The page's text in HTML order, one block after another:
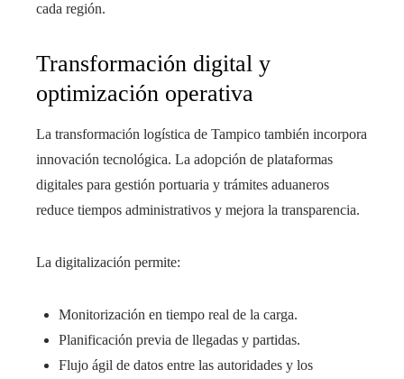
cada región.
Transformación digital y
optimización operativa
La transformación logística de Tampico también incorpora
innovación tecnológica. La adopción de plataformas
digitales para gestión portuaria y trámites aduaneros
reduce tiempos administrativos y mejora la transparencia.
La digitalización permite:
Monitorización en tiempo real de la carga.
Planificación previa de llegadas y partidas.
Flujo ágil de datos entre las autoridades y los